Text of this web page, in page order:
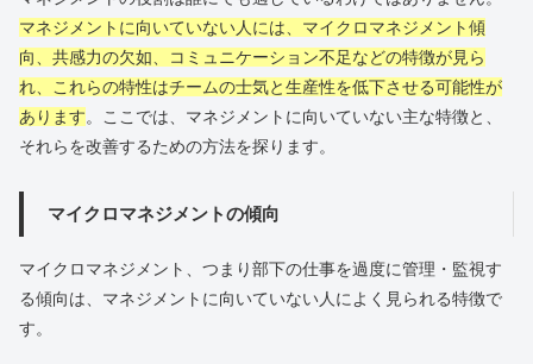
マネジメントに向いていない人には、マイクロマネジメント傾
向、共感力の欠如、コミュニケーション不足などの特徴が見ら
れ、これらの特性はチームの士気と生産性を低下させる可能性が
あります。ここでは、マネジメントに向いていない主な特徴と、
それらを改善するための方法を探ります。
マイクロマネジメントの傾向
マイクロマネジメント、つまり部下の仕事を過度に管理・監視す
る傾向は、マネジメントに向いていない人によく見られる特徴で
す。